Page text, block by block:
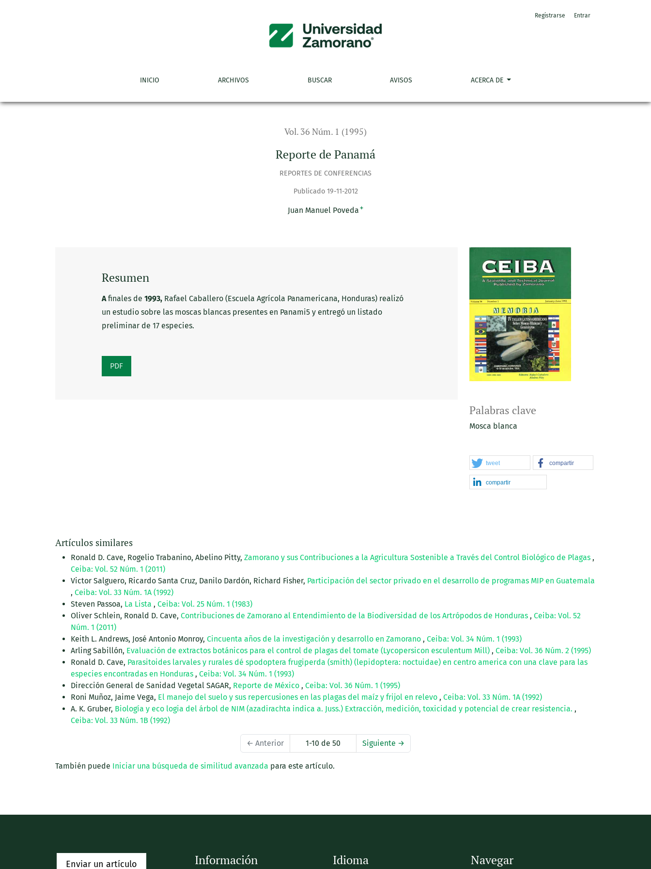
INICIO ARCHIVOS BUSCAR AVISOS ACERCA DE
Registrarse Entrar
Vol. 36 Núm. 1 (1995)
Reporte de Panamá
REPORTES DE CONFERENCIAS
Publicado 19-11-2012
Juan Manuel Poveda +
Palabras clave
Mosca blanca
tweet compartir
compartir
Resumen
Afinales de 1993, Rafael Caballero (Escuela Agrícola Panamericana, Honduras) realizó
un estudio sobre las moscas blancas presentes en Panami5 y entregó un listado
preliminar de 17 especies.
PDF
Artículos similares
Ronald D. Cave, Rogelio Trabanino, Abelino Pitty, Zamorano y sus Contribuciones a la Agricultura Sostenible a Través del Control Biológico de Plagas ,
Ceiba: Vol. 52 Núm. 1 (2011)
Victor Salguero, Ricardo Santa Cruz, Danilo Dardón, Richard Fisher, Participación del sector privado en el desarrollo de programas MIP en Guatemala
, Ceiba: Vol. 33 Núm. 1A (1992)
Steven Passoa, La Lista , Ceiba: Vol. 25 Núm. 1 (1983)
Oliver Schlein, Ronald D. Cave, Contribuciones de Zamorano al Entendimiento de la Biodiversidad de los Artrópodos de Honduras , Ceiba: Vol. 52
Núm. 1 (2011)
Keith L. Andrews, José Antonio Monroy, Cincuenta años de la investigación y desarrollo en Zamorano , Ceiba: Vol. 34 Núm. 1 (1993)
Arling Sabillón, Evaluación de extractos botánicos para el control de plagas del tomate (Lycopersicon esculentum Mill) , Ceiba: Vol. 36 Núm. 2 (1995)
Ronald D. Cave, Parasitoides larvales y rurales dé spodoptera frugiperda (smith) (lepidoptera: noctuidae) en centro america con una clave para las
especies encontradas en Honduras , Ceiba: Vol. 34 Núm. 1 (1993)
Dirección General de Sanidad Vegetal SAGAR, Reporte de México , Ceiba: Vol. 36 Núm. 1 (1995)
Roni Muñoz, Jaime Vega, El manejo del suelo y sus repercusiones en las plagas del maíz y frijol en relevo , Ceiba: Vol. 33 Núm. 1A (1992)
A. K. Gruber, Biología y eco logia del árbol de NIM (azadirachta indica a. Juss.) Extracción, medición, toxicidad y potencial de crear resistencia. ,
Ceiba: Vol. 33 Núm. 1B (1992)
← Anterior 1-10 de 50 Siguiente →
También puede Iniciar una búsqueda de similitud avanzada para este artículo.
Enviar un artículo Información Idioma Navegar